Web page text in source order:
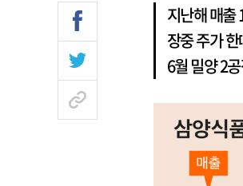
지난해 매출
장중 주가
6월 밀양 2